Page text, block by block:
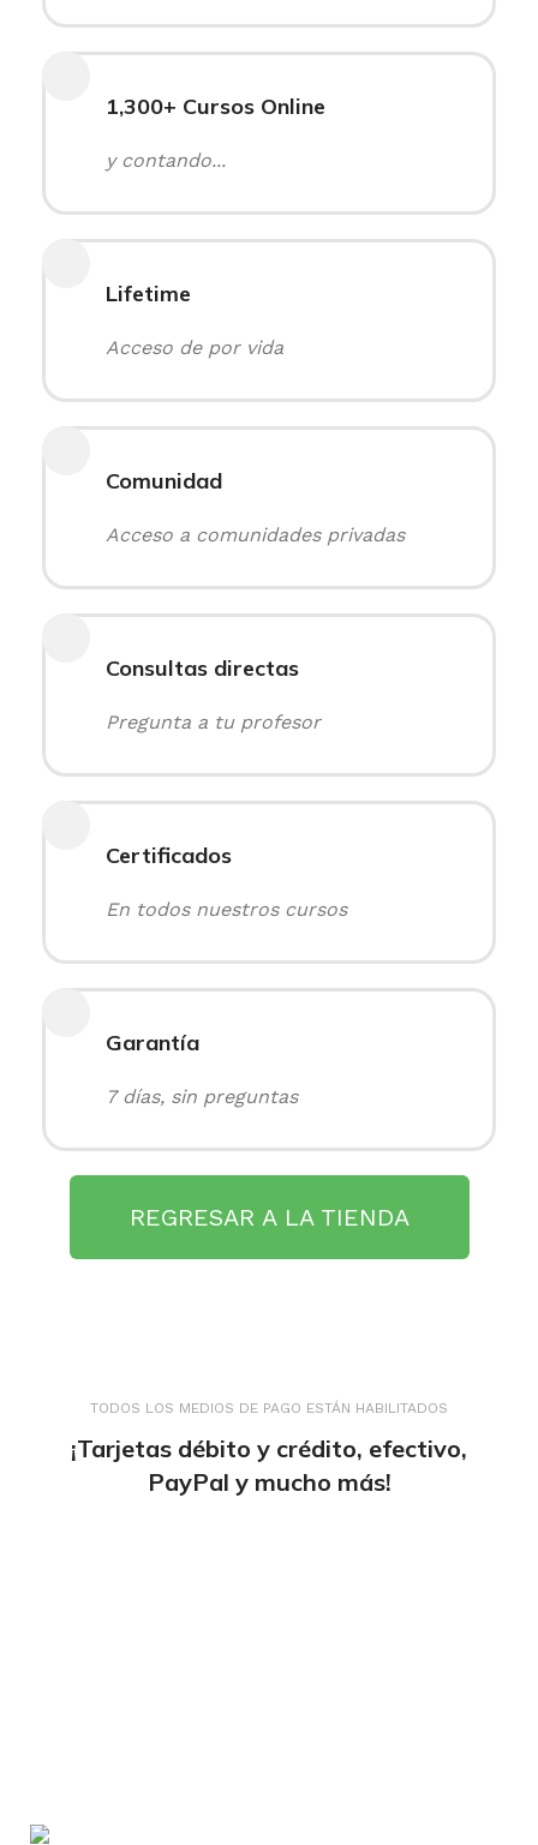
1,300+ Cursos Online
y contando...
Lifetime
Acceso de por vida
Comunidad
Acceso a comunidades privadas
Consultas directas
Pregunta a tu profesor
Certificados
En todos nuestros cursos
Garantía
7 días, sin preguntas
REGRESAR A LA TIENDA
TODOS LOS MEDIOS DE PAGO ESTÁN HABILITADOS
¡Tarjetas débito y crédito, efectivo,
PayPal y mucho más!